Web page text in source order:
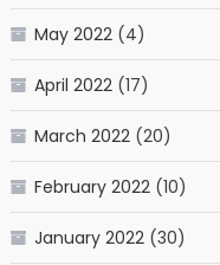
May 2022(4)
April 2022(17)
March 2022(20)
February 2022(10)
January 2022(30)